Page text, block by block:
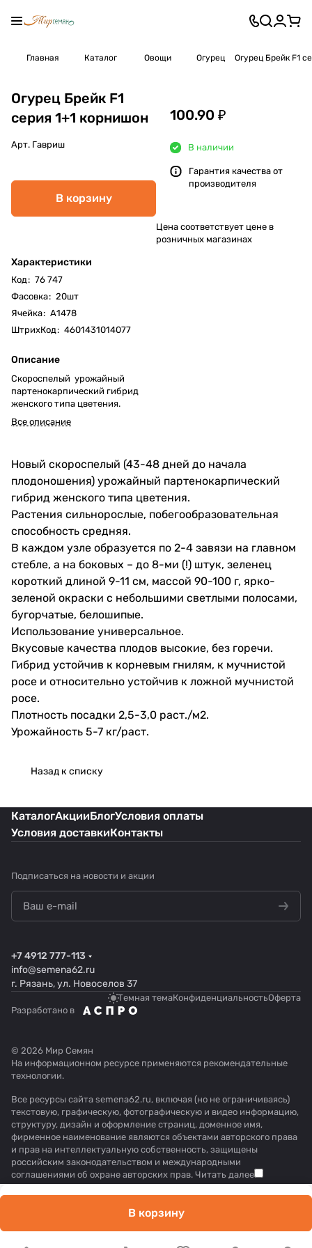
Главная Каталог Овощи Огурец Огурец Брейк F1
Огурец Брейк F1
серия 1+1 корнишон
Арт. Гавриш
В корзину
Характеристики
Код: 76 747
Фасовка: 20шт
Ячейка: А1478
ШтрихКод: 4601431014077
Описание
Скороспелый урожайный
партенокарпический гибрид
женского типа цветения.
Все описание
100.90 ₽
В наличии
Гарантия качества от
производителя
Цена соответствует цене в
розничных магазинах
Новый скороспелый (43-48 дней до начала
плодоношения) урожайный партенокарпический
гибрид женского типа цветения.
Растения сильнорослые, побегообразовательная
способность средняя.
В каждом узле образуется по 2-4 завязи на главном
стебле, а на боковых – до 8-ми (!) штук, зеленец
короткий длиной 9-11 см, массой 90-100 г, ярко-
зеленой окраски с небольшими светлыми полосами,
бугорчатые, белошипые.
Использование универсальное.
Вкусовые качества плодов высокие, без горечи.
Гибрид устойчив к корневым гнилям, к мучнистой
росе и относительно устойчив к ложной мучнистой
росе.
Плотность посадки 2,5-3,0 раст./м2.
Урожайность 5-7 кг/раст.
Назад к списку
В корзину
КаталогАкцииБлогУсловия оплаты
Условия доставкиКонтакты
Подписаться на новости и акции
+7 4912 777-113
info@semena62.ru
г. Рязань, ул. Новоселов 37
Темная темаКонфиденциальностьОферта
Разработано в
© 2026 Мир Семян
На информационном ресурсе применяются рекомендательные
технологии.
Все ресурсы сайта semena62.ru, включая (но не ограничиваясь)
текстовую, графическую, фотографическую и видео информацию,
структуру, дизайн и оформление страниц, доменное имя,
фирменное наименование являются объектами авторского права
и прав на интеллектуальную собственность, защищены
российским законодательством и международными
соглашениями об охране авторских прав. Читать далее